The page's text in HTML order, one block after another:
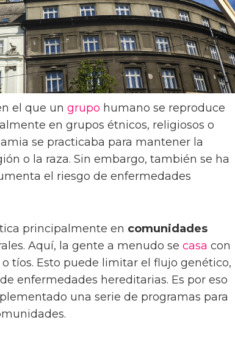
el que un grupo humano se reproduce
en grupos étnicos, religiosos o
se practicaba para mantener la
o la raza. Sin embargo, también se ha
el riesgo de enfermedades
principalmente en comunidades
Aquí, la gente a menudo se casa con
o tíos. Esto puede limitar el flujo genético,
enfermedades hereditarias. Es por eso
una serie de programas para